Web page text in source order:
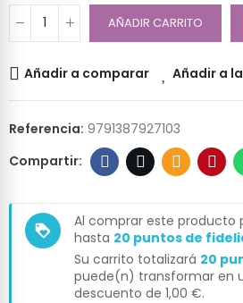
AÑADIR CARRITO
Añadir a comparar Añadir a
Referencia: 9791387927103
loyalty
Al comprar este producto
hasta 20 puntos de
Su carrito totalizará 20
puede(n) transformar en
descuento de 1,00 €.